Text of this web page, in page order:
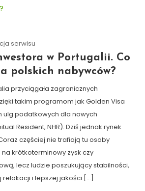
serwisu
w Portugalii. Co
polskich nabywców?
przyciągała zagranicznych
takim programom jak Golden Visa
ulg podatkowych dla nowych
Resident, NHR). Dziś jednak rynek
częściej nie trafiają tu osoby
krótkoterminowy zysk czy
lecz ludzie poszukujący stabilności,
i lepszej jakości […]